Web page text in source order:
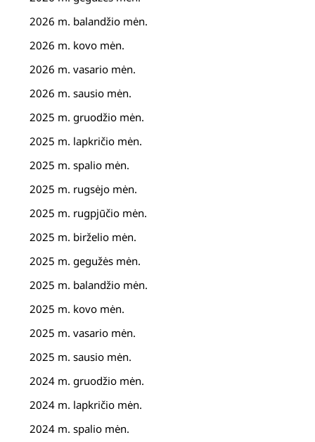
2026 m. balandžio mėn.
2026 m. kovo mėn.
2026 m. vasario mėn.
2026 m. sausio mėn.
2025 m. gruodžio mėn.
2025 m. lapkričio mėn.
2025 m. spalio mėn.
2025 m. rugsėjo mėn.
2025 m. rugpjūčio mėn.
2025 m. birželio mėn.
2025 m. gegužės mėn.
2025 m. balandžio mėn.
2025 m. kovo mėn.
2025 m. vasario mėn.
2025 m. sausio mėn.
2024 m. gruodžio mėn.
2024 m. lapkričio mėn.
2024 m. spalio mėn.